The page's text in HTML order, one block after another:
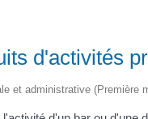
d'activités
et administrative (Première